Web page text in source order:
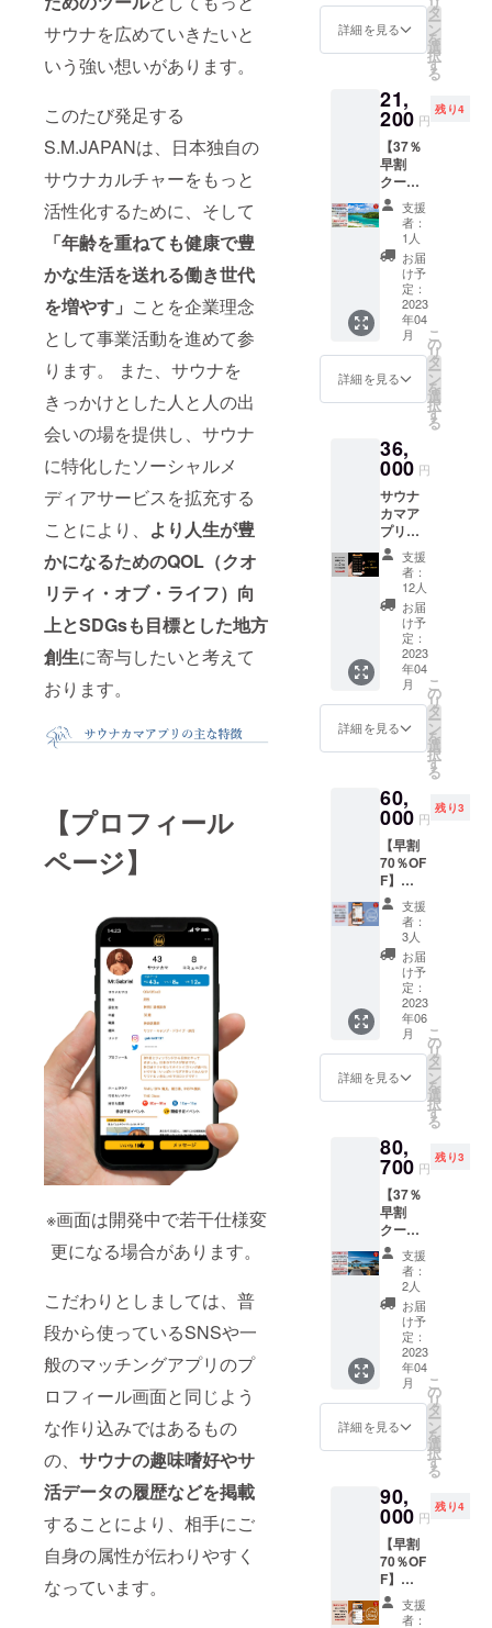
サウナを広めていきたいと
いう強い想いがあります。
このたび発足する
S.M.JAPANは、日本独自の
サウナカルチャーをもっと
活性化するために、そして
「年齢を重ねても健康で豊
かな生活を送れる働き世代
を増やす」 ことを企業理念
として事業活動を進めて参
ります。 また、サウナを
きっかけとした人と人の出
会いの場を提供し、サウナ
に特化したソーシャルメ
ディアサービスを拡充する
ことにより、 より人生が豊
かになるためのQOL（クオ
リティ・オブ・ライフ）向
上とSDGsも目標とした地方
創生に寄与したいと考えて
おります。
【プロフィール
ページ】
※画面は開発中で若干仕様変
更になる場合があります。
こだわりとしましては、普
段から使っているSNSや一
般のマッチングアプリのプ
ロフィール画面と同じよう
な作り込みではあるもの
の、 サウナの趣味嗜好やサ
活データの履歴などを掲載
することにより、相手にご
自身の属性が伝わりやすく
なっています。
間会員
権グ
3,000
円】の
支援も
お申込
みくだ
さい。
になり
ます。
・ドリ
別料金
です。
（ラウ
ンジ内
にて注
文）
・＋サ
ウナカ
マアプ
リVIP年
間会員
権をご
希望の
方は、
【BSC
間会員
権グ
3,000
円】の
支援も
お申込
みくだ
さい。
原村
キャン
す。 ※
撮影場
所まで
の交通
費は別
途御負
担いた
だきま
す。
2023年
4月から
3月末ま
す。 ※
支援時
に備考
欄に掲
載する
お名前
を必ず
ご記載
くださ
い。 ※
ニック
ネーム
の参加
も可能
です。
プリ個
人スポ
ンサー
になれ
です。
サウナ
カマア
プリ内
に支援
者とし
てお名
前を掲
載させ
ていた
だきま
す。 ※
掲載期
間は
2023年
4月から
2024年
支援時
に備考
欄に掲
載する
お名前
を必ず
ご記載
くださ
い。 ※
ニック
ネーム
の参加
も可能
です。
詳細を見る
タ
ー
ン
を
選
択
す
る
21,
200 円
残り4
【37％
早割
クーポ
ン】 石
垣島
SOLAIZ
Ishigaki
Island
１泊１
室４名
様まで
素泊ま
りクー
ポン券
蒸気浴
サウナ
（ニュ
ート）
利用
クーポ
ン券
【早割
50％OF
F】 ＋
サウナ
カマア
プリVIP
年間会
員権 1
名様分
2023年
4月に
オープ
平湾よ
り徒歩2
分の立
地にあ
るリ
ゾート
ホテ
ル、石
垣島
SOLAIZ
Ishigaki
Island
の1泊１
室４名
様まで
素泊ま
りクー
ファン
ディン
グ
CAMPF
IRE限定
にて５
枠のみ
ご提供
させて
いただ
きま
す。 サ
ウナは
蒸気浴
Newto
ート）
で、蒸
トとで
対流を
生み出
した空
間で蒸
気浴を
楽しん
でいた
支援
者：
1人
お届
け予
定：
2023
年04
月
詳細を見る
こ
の
リ
タ
ー
ン
を
選
択
す
る
36,
000 円
サウナ
カマア
プリ企
業スポ
ンサー
＋サウ
ナカマ
アプリ
VIP年間
会員権
サウナ
カマア
プリ企
業スポ
ンサー
になれ
です。
サウナ
カマア
プリ内
に支援
社とし
て会社
名を掲
載させ
ていた
だきま
す。 ※
掲載期
間は
2023年
4月から
2024年
支援時
に備考
欄に掲
載する
会社名
を必ず
ご記載
くださ
い。
支援
者：
12人
お届
け予
定：
2023
年04
月
詳細を見る
こ
の
リ
タ
ー
ン
を
選
択
す
る
60,
000 円
残り3
【早割
70％OF
F】
200,000
円
→60,00
0円 サ
ウナカ
マアプ
リTOP
ページ
広告(中)
掲載枠
に３ヶ
月間広
告掲載
権利に
なりま
す。 ※
サウナ
施設、
飲食
店、宿
泊施設
のほか
業種は
問いま
せん
が、ア
ダル
ト、投
資勧
誘、公
は掲載
するこ
とはで
きませ
ん。 ※
広告掲
載期間
は、
支援
者：
3人
お届
け予
定：
2023
年06
月
詳細を見る
こ
の
リ
タ
ー
ン
を
選
択
す
る
80,
700 円
残り3
【37％
早割
クーポ
ン】
sankar
hotel&s
pa 屋久
島 “マナ
サラ
ヴィ
ラ”１泊
２食付
クーポ
ン券 サ
ウナ
アグ
ニ）利
用クー
ポン券
【早割
50％OF
F】 ＋
サウナ
支援
者：
2人
お届
け予
定：
2023
年04
月
詳細を見る
こ
の
リ
タ
ー
ン
を
選
択
す
る
90,
000 円
残り4
【早割
70％OF
F】
300,000
円 支援
者：